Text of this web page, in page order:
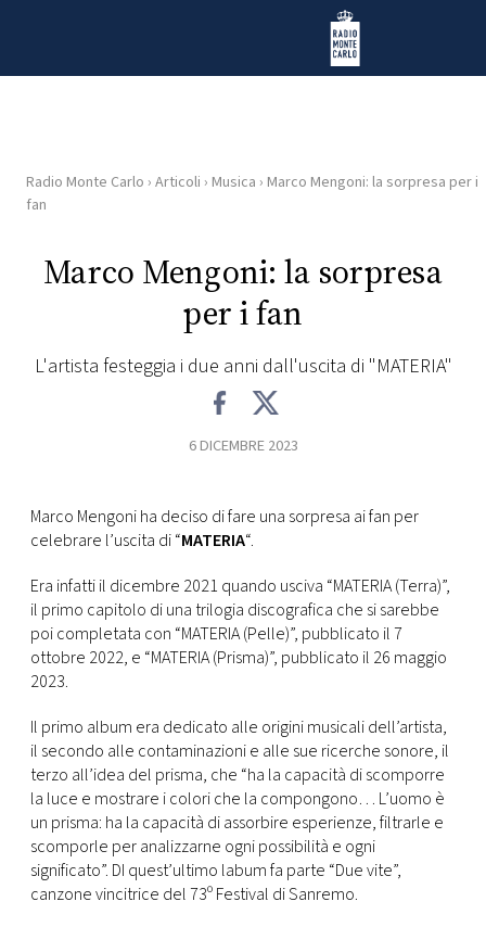
Radio Monte Carlo
HOME
RADIO
FOTO
CONCORSI
EVENTI
VIDEO
TV
PRINCIPATO
DI
MONACO
Radio Monte Carlo › Articoli › Musica › Marco Mengoni: la sorpresa per i
fan
Marco Mengoni: la sorpresa
per i fan
L'artista festeggia i due anni dall'uscita di "MATERIA"
6 DICEMBRE 2023
Marco Mengoni ha deciso di fare una sorpresa ai fan per
celebrare l’uscita di “MATERIA“.
Era infatti il dicembre 2021 quando usciva “MATERIA (Terra)”,
il primo capitolo di una trilogia discografica che si sarebbe
poi completata con “MATERIA (Pelle)”, pubblicato il 7
ottobre 2022, e “MATERIA (Prisma)”, pubblicato il 26 maggio
2023.
Il primo album era dedicato alle origini musicali dell’artista,
il secondo alle contaminazioni e alle sue ricerche sonore, il
terzo all’idea del prisma, che “ha la capacità di scomporre
la luce e mostrare i colori che la compongono… L’uomo è
un prisma: ha la capacità di assorbire esperienze, filtrarle e
scomporle per analizzarne ogni possibilità e ogni
significato”. DI quest’ultimo labum fa parte “Due vite”,
canzone vincitrice del 73º Festival di Sanremo.